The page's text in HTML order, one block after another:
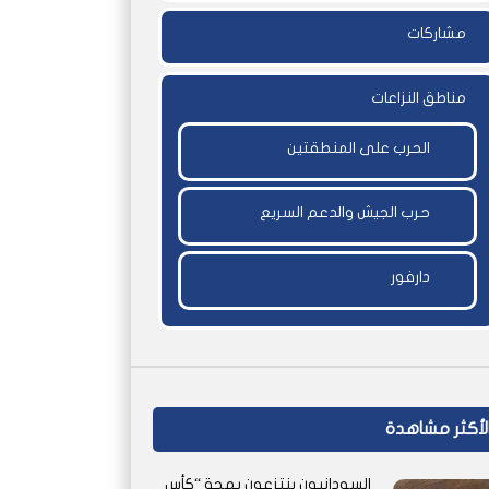
مشاركات
مناطق النزاعات
الحرب على المنطقتين
حرب الجيش والدعم السريع
دارفور
مشاهدة
السودانيون ينتزعون بهجة “كأس